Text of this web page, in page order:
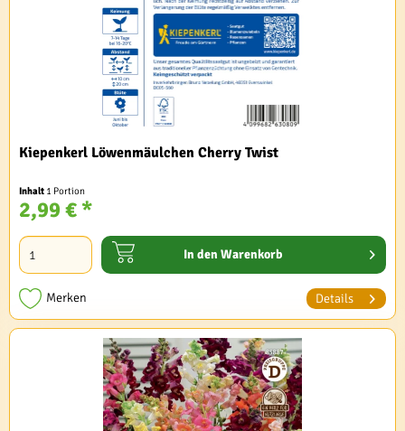
Kiepenkerl Löwenmäulchen Cherry Twist
Inhalt 1 Portion
2,99 € *
In den Warenkorb
Merken Details